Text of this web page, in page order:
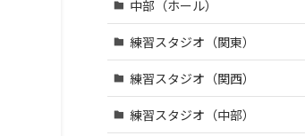
| … 府中
市・調
布市・
狛江
市 (13)
| … 小金
井市・
| … 朝霞
市・上
尾市・
志木
市 (6)
中部（ホール）
練習スタジオ（関東）
練習スタジオ（関西）
練習スタジオ（中部）